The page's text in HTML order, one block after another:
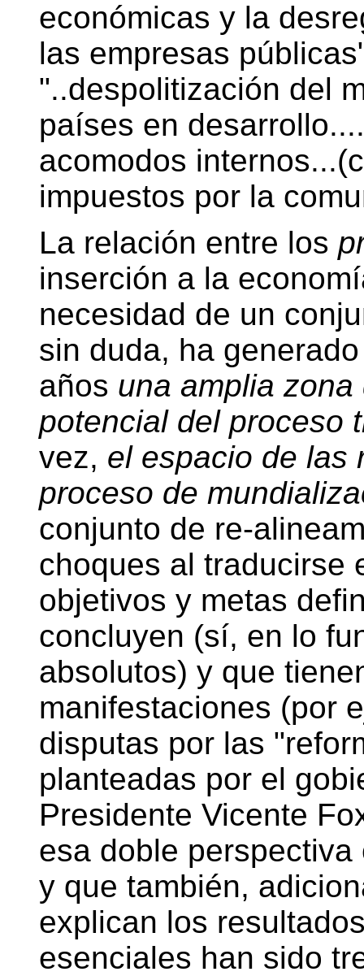
económicas y la
las empresas
"..despolitización del
países en
acomodos
impuestos por la
La relación entre los
inserción a la
necesidad de un
sin duda, ha
años una amplia
potencial del proceso
vez, el espacio de las
proceso de
conjunto de re-
choques al traducirse
objetivos y metas
concluyen (sí, en lo
absolutos) y que
manifestaciones (por
disputas por las
planteadas por el
Presidente Vicente
esa doble
y que también,
explican los
esenciales han sido